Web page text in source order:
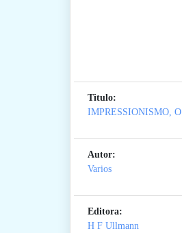
Titulo:
IMPRESSIONISMO, O
Autor:
Varios
Editora:
H F Ullmann